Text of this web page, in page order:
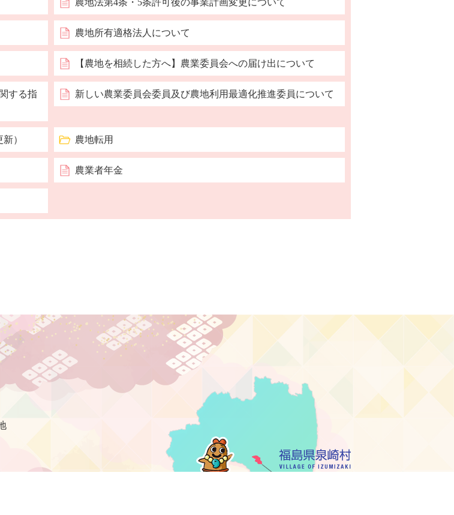
農地法第4条・5条許可後の事業計画変更について
農地所有適格法人について
【農地を相続した方へ】農業委員会への届け出について
する指
新しい農業委員会委員及び農地利用最適化推進委員について
） 農地転用
農業者年金